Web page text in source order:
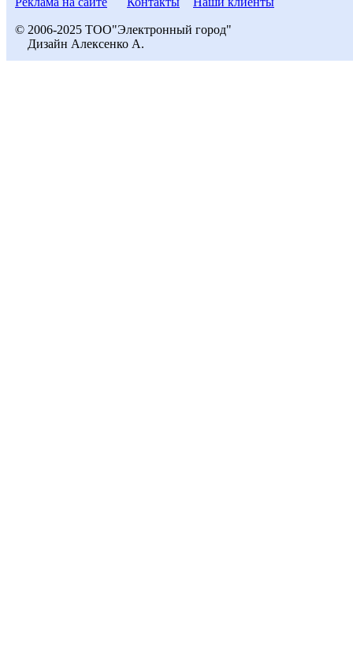
© 2006-2025 ТОО"Электронный город"
Дизайн Алексенко А.